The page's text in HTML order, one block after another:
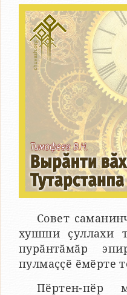
Совет
хушши ҫуллахи
пурӑнтӑмӑр
пулмаҫҫӗ ӗмӗрте
Пӗртен-пӗр